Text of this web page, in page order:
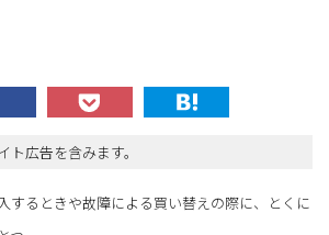
広告を含みます。
するときや故障による買い替えの際に、とくに